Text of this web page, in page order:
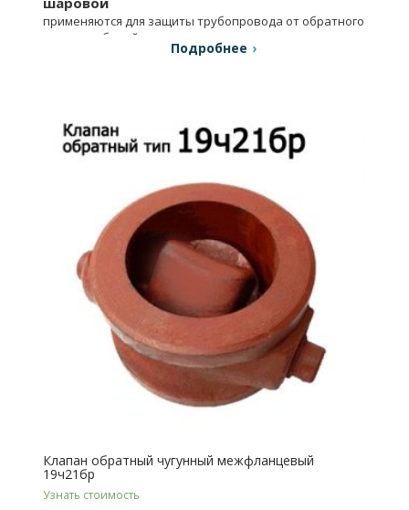
применяются для защиты трубопровода от обратного
потока рабочей среды.
Подробнее
Клапан обратный чугунный межфланцевый
19ч21бр
Узнать стоимость